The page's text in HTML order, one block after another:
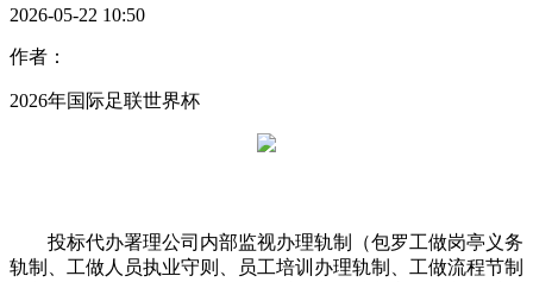
2026-05-22 10:50
作者：
2026年国际足联世界杯
投标代办署理公司内部监视办理轨制（包罗工做岗亭义务
轨制、工做人员执业守则、员工培训办理轨制、工做流程节制